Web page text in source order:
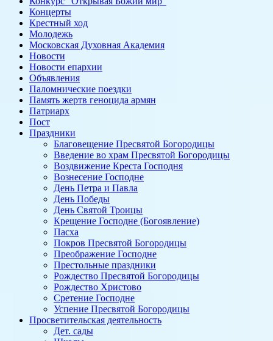
Концерты
Крестный ход
Молодежь
Московская Духовная Академия
Новости
Новости епархии
Объявления
Паломнические поездки
Память жертв геноцида армян
Патриарх
Пост
Праздники
Благовещение Пресвятой Богородицы
Введение во храм Пресвятой Богородицы
Воздвижение Креста Господня
Вознесение Господне
День Петра и Павла
День Победы
День Святой Троицы
Крещение Господне (Богоявление)
Пасха
Покров Пресвятой Богородицы
Преображение Господне
Престольные праздники
Рождество Пресвятой Богородицы
Рождество Христово
Сретение Господне
Успение Пресвятой Богородицы
Просветительская деятельность
Дет. сады